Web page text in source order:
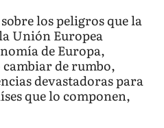
los peligros que la
Unión Europea
de Europa,
cambiar de rumbo,
devastadoras para
que lo componen,